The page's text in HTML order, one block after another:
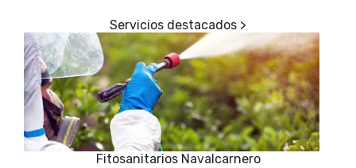
Fitosanitarios Navalcarnero